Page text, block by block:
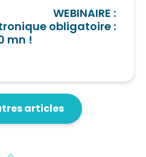
WEBINAIRE :
obligatoire :
mn !
articles